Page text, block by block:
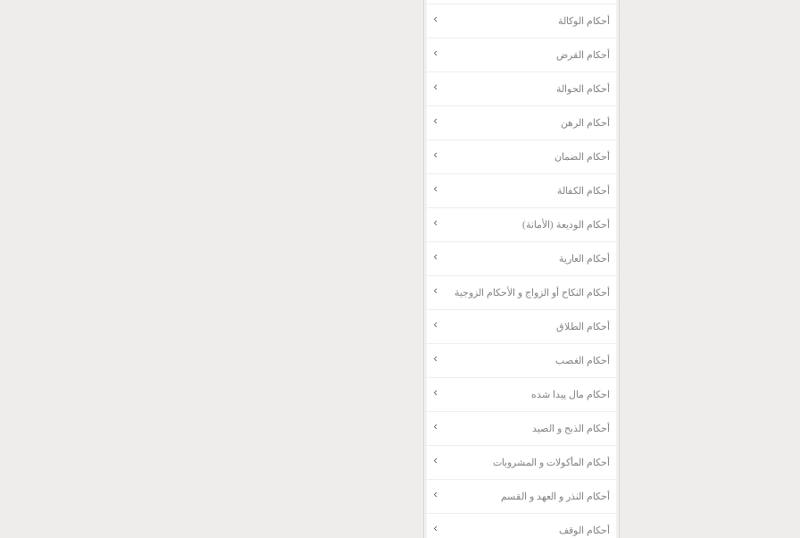
أحكام الوكالة
أحكام القرض
أحكام الحوالة
أحكام الرهن
أحكام الضمان
أحكام الكفالة
أحكام الوديعة (الأمانة)
أحكام العارية
أحكام النكاح أو الزواج و الأحكام الزوجية
أحكام الطلاق
أحكام الغصب
احکام مال پیدا شده
أحكام الذبح و الصيد
أحكام المأكولات و المشروبات
أحكام النذر و العهد و القسم
أحكام الوقف